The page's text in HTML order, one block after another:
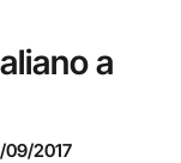
a
09/2017